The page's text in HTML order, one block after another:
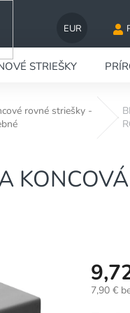
EUR
STRIEŠKY
rovné striešky -
7,90 €